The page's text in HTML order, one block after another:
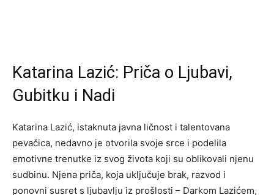
Katarina Lazić: Priča o Ljubavi,
Gubitku i Nadi
Katarina Lazić, istaknuta javna ličnost i talentovana
pevačica, nedavno je otvorila svoje srce i podelila
emotivne trenutke iz svog života koji su oblikovali njenu
sudbinu. Njena priča, koja uključuje brak, razvod i
ponovni susret s ljubavlju iz prošlosti – Darkom Lazićem,